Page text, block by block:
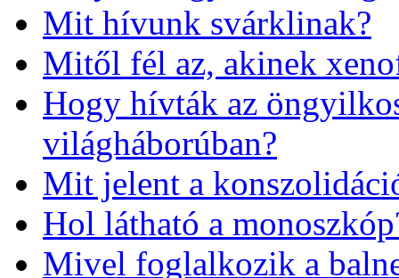
Mit hívunk svárklinak?
Mitől fél az, akinek
Hogy hívták az
világháborúban?
Mit jelent a
Hol látható a
Mivel foglalkozik a